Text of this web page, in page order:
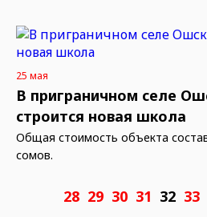
25 мая
В приграничном селе
строится новая школа
Общая стоимость объекта
сомов.
28 29 30 31 32 33